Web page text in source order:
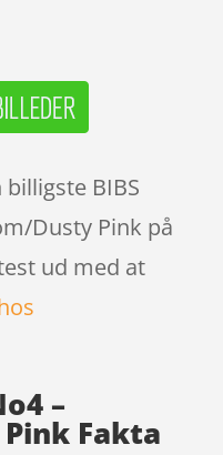
BIBS
Dusty Pink på
ud med at
–
Fakta